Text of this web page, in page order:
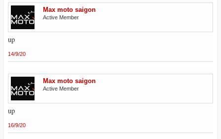
Max moto saigon
Active Member
up
14/9/20
Max moto saigon
Active Member
up
16/9/20